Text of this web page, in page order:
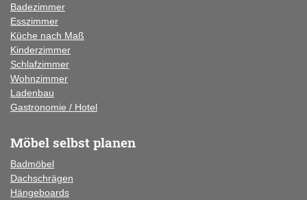
Badezimmer
Esszimmer
Küche nach Maß
Kinderzimmer
Schlafzimmer
Wohnzimmer
Ladenbau
Gastronomie / Hotel
Möbel selbst planen
Badmöbel
Dachschrägen
Hängeboards